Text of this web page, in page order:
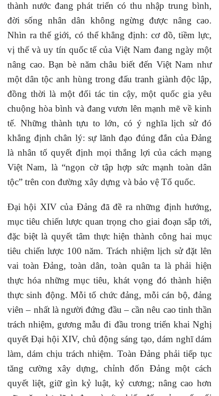
thành nước đang phát triển có thu nhập trung bình,
đời sống nhân dân không ngừng được nâng cao.
Nhìn ra thế giới, có thể khẳng định: cơ đồ, tiềm lực,
vị thế và uy tín quốc tế của Việt Nam đang ngày một
nâng cao. Bạn bè năm châu biết đến Việt Nam như
một dân tộc anh hùng trong đấu tranh giành độc lập,
đồng thời là một đối tác tin cậy, một quốc gia yêu
chuộng hòa bình và đang vươn lên mạnh mẽ về kinh
tế. Những thành tựu to lớn, có ý nghĩa lịch sử đó
khẳng định chân lý: sự lãnh đạo đúng đắn của Đảng
là nhân tố quyết định mọi thắng lợi của cách mạng
Việt Nam, là “ngọn cờ tập hợp sức mạnh toàn dân
tộc” trên con đường xây dựng và bảo vệ Tổ quốc.
Đại hội XIV của Đảng đã đề ra những định hướng,
mục tiêu chiến lược quan trọng cho giai đoạn sắp tới,
đặc biệt là quyết tâm thực hiện thành công hai mục
tiêu chiến lược 100 năm. Trách nhiệm lịch sử đặt lên
vai toàn Đảng, toàn dân, toàn quân ta là phải hiện
thực hóa những mục tiêu, khát vọng đó thành hiện
thực sinh động. Mỗi tổ chức đảng, mỗi cán bộ, đảng
viên – nhất là người đứng đầu – cần nêu cao tinh thần
trách nhiệm, gương mẫu đi đầu trong triển khai Nghị
quyết Đại hội XIV, chủ động sáng tạo, dám nghĩ dám
làm, dám chịu trách nhiệm. Toàn Đảng phải tiếp tục
tăng cường xây dựng, chỉnh đốn Đảng một cách
quyết liệt, giữ gìn kỷ luật, kỷ cương; nâng cao hơn